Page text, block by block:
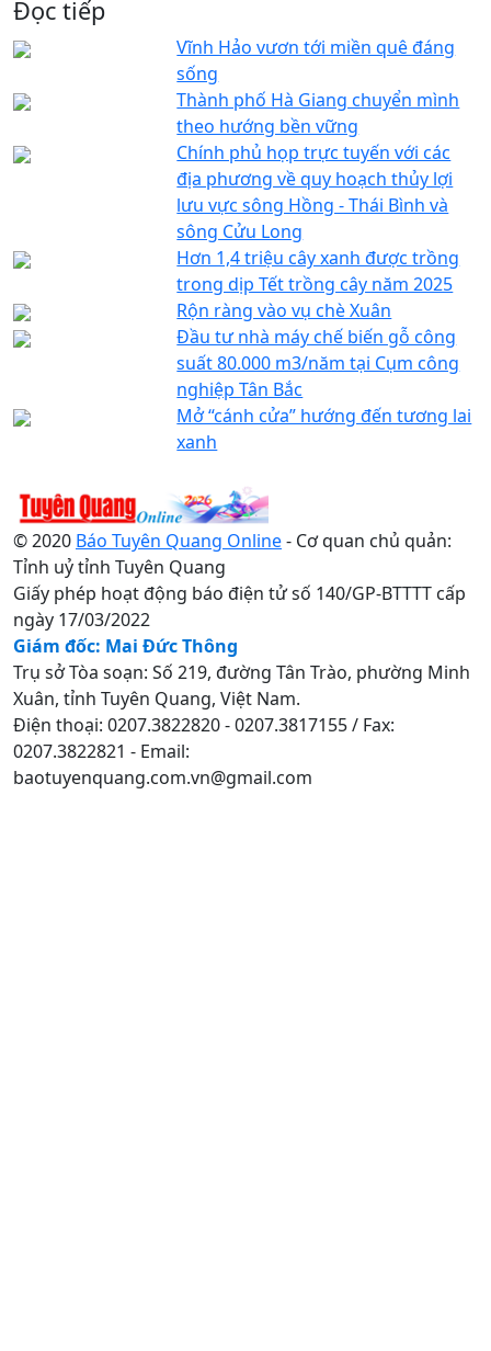
Đọc tiếp
Vĩnh Hảo vươn tới miền quê đáng
sống
Thành phố Hà Giang chuyển mình
theo hướng bền vững
Chính phủ họp trực tuyến với các
địa phương về quy hoạch thủy lợi
lưu vực sông Hồng - Thái Bình và
sông Cửu Long
Hơn 1,4 triệu cây xanh được trồng
trong dịp Tết trồng cây năm 2025
Rộn ràng vào vụ chè Xuân
Đầu tư nhà máy chế biến gỗ công
suất 80.000 m3/năm tại Cụm công
nghiệp Tân Bắc
Mở “cánh cửa” hướng đến tương lai
xanh
© 2020 Báo Tuyên Quang Online- Cơ quan chủ quản:
Tỉnh uỷ tỉnh Tuyên Quang
Giấy phép hoạt động báo điện tử số 140/GP-BTTTT cấp
ngày 17/03/2022
Giám đốc: Mai Đức Thông
Trụ sở Tòa soạn: Số 219, đường Tân Trào, phường Minh
Xuân, tỉnh Tuyên Quang, Việt Nam.
Điện thoại: 0207.3822820 - 0207.3817155 / Fax:
0207.3822821 - Email:
baotuyenquang.com.vn@gmail.com